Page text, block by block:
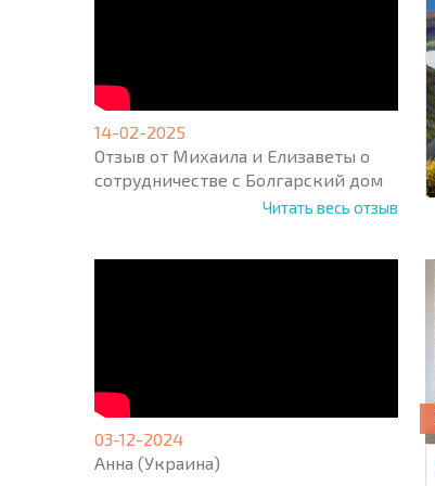
14-02-2025
Отзыв от Михаила и Елизаветы о
сотрудничестве с Болгарский дом
Читать весь отзыв
03-12-2024
Анна (Украина)